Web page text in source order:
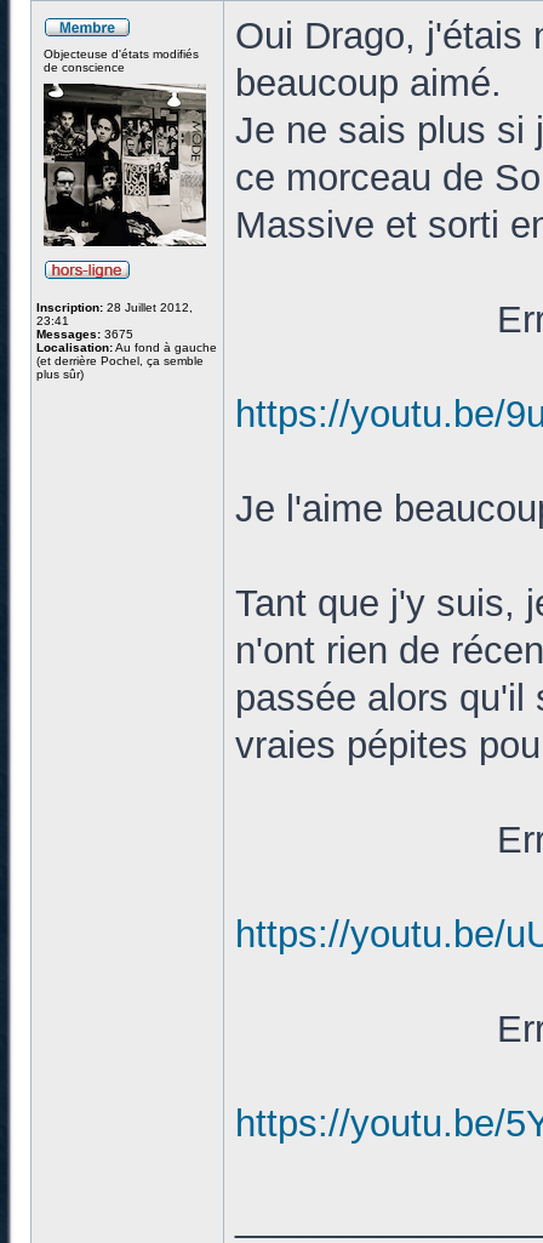
Objecteuse d'états modifiés
de conscience
Inscription: 28 Juillet 2012,
23:41
Messages: 3675
Localisation:Au fond à gauche
(et derrière Pochel, ça semble
plus sûr)
Oui Drago, j'étais
beaucoup aimé.
Je ne sais plus si
ce morceau de
Massive et sorti
https://youtu.be/
Je l'aime
Tant que j'y suis,
n'ont rien de
passée alors qu'il
vraies pépites
https://youtu.be/
https://youtu.be/